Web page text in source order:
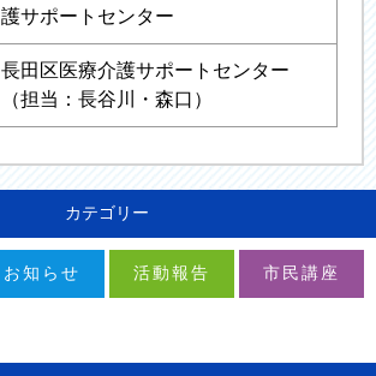
護サポートセンター
長田区医療介護サポートセンター
（担当：長谷川・森口）
カテゴリー
お知らせ 活動報告 市民講座